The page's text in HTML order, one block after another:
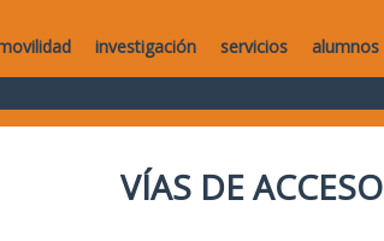
investigación servicios alumnos
VÍAS DE ACCESO